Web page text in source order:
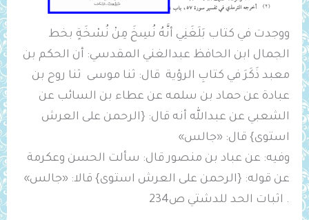
ووجدت في كتاب بَلَغَنِي أنَّهُ نُسِخَ مِنْ نُسْخَةٍ بخط
الجمال ابن الحافظ عبدالغني المقدسي: أن الحكم بن
معبد ذَكَرَ في كتابِ الرؤية قال: ثنا موسى ثنا روح بن
عبادة عن حماد بن سلمه عن عطاء بن السائب عن
الشعبي عن عبدالله أنه قال: {الرحمن على العرش
استوى} قال: «جالس»
وفيه: عن عباد بن منصور قال: سألت الحسن وعكرمة
عن قوله: {الرحمن على العرش استوى} قالا: «جالس»
. اثبات الحد للدشتي ص234